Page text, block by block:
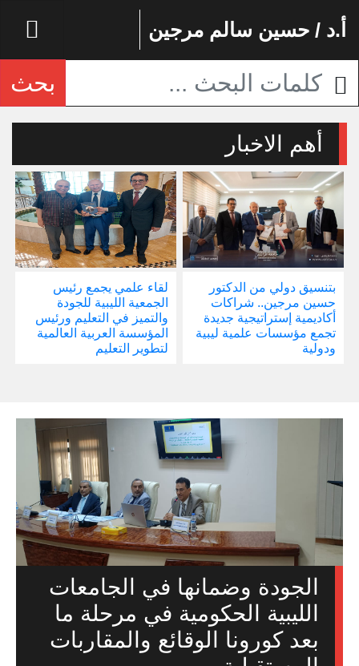
أ.د / حسين سالم مرجين
بحث
أهم الاخبار
بتنسيق دولي من الدكتور
حسين مرجين.. شراكات
أكاديمية إستراتيجية جديدة
تجمع مؤسسات علمية ليبية
ودولية
لقاء علمي يجمع رئيس
الجمعية الليبية للجودة
والتميز في التعليم ورئيس
المؤسسة العربية العالمية
لتطوير التعليم
الجودة وضمانها في الجامعات
الليبية الحكومية في مرحلة ما
بعد كورونا الوقائع والمقاربات